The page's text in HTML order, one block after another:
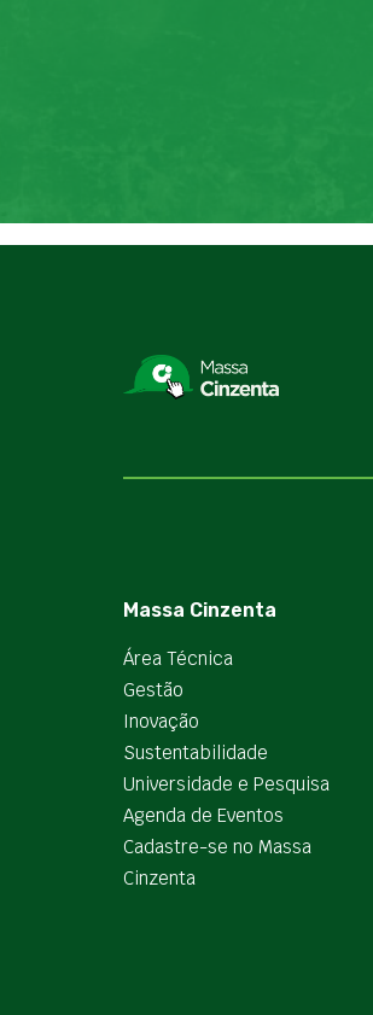
Massa Cinzenta
Área Técnica
Gestão
Inovação
Sustentabilidade
Universidade e Pesquisa
Agenda de Eventos
Cadastre-se no Massa
Cinzenta